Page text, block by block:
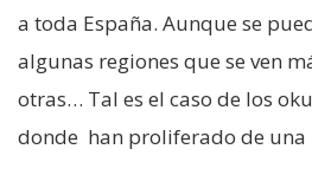
a toda España. Aunque se
algunas regiones que se ven
otras… Tal es el caso de los
donde han proliferado de una